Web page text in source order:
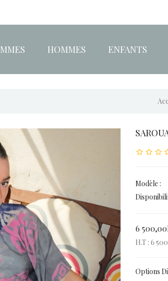
HOMMES ENFANTS
Modèle :
6
H.T : 6
Options